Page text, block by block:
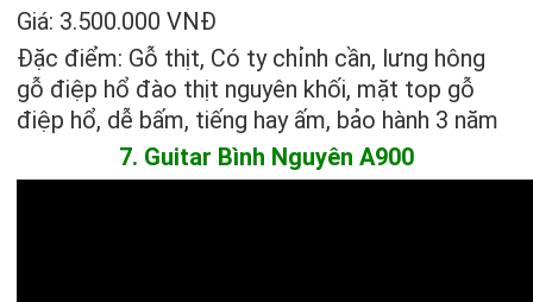
Giá: 3.500.000 VNĐ
Đặc điểm: Gỗ thịt, Có ty chỉnh cần, lưng hông
gỗ điệp hổ đào thịt nguyên khối, mặt top gỗ
điệp hổ, dễ bấm, tiếng hay ấm, bảo hành 3 năm
7. Guitar Bình Nguyên A900